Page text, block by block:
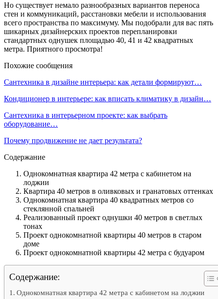
Но существует немало разнообразных вариантов переноса
стен и коммуникаций, расстановки мебели и использования
всего пространства по максимуму. Мы подобрали для вас пять
шикарных дизайнерских проектов перепланировки
стандартных однушек площадью 40, 41 и 42 квадратных
метра. Приятного просмотра!
Похожие сообщения
Сантехника в дизайне интерьера: как детали формируют…
Кондиционер в интерьере: как вписать климатику в дизайн…
Сантехника в интерьерном проекте: как выбрать
оборудование…
Почему продвижение не дает результата?
Содержание
Однокомнатная квартира 42 метра с кабинетом на
лоджии
Квартира 40 метров в оливковых и гранатовых оттенках
Однокомнатная квартира 40 квадратных метров со
стеклянной спальней
Реализованный проект однушки 40 метров в светлых
тонах
Проект однокомнатной квартиры 40 метров в старом
доме
Проект однокомнатной квартиры 42 метра с будуаром
Содержание:
Однокомнатная квартира 42 метра с кабинетом на лоджии